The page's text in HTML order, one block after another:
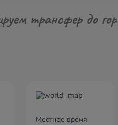
трансфер до
Местное время